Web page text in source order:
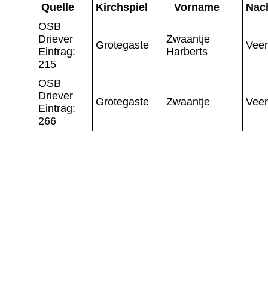
Quelle
Kirchspiel Vorname
OSB
Driever
Eintrag:
215
Grotegaste
Zwaantje
Harberts
OSB
Driever
Eintrag:
266
Grotegaste Zwaantje